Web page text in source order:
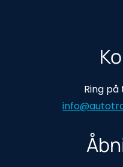
Ring på